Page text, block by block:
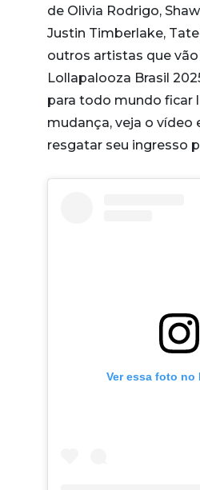
de Olivia Rodrigo,
Justin Timberlake,
outros artistas que
Lollapalooza Brasil
para todo mundo ficar
mudança, veja o vídeo
resgatar seu ingresso
Ver essa foto no